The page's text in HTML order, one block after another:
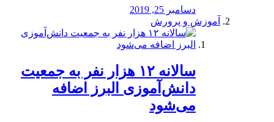
دسامبر 25, 2019
آموزش و پرورش
️سالانه ۱۲ هزار نفر به جمعیت
دانش‌آموزی البرز اضافه
می‌شود